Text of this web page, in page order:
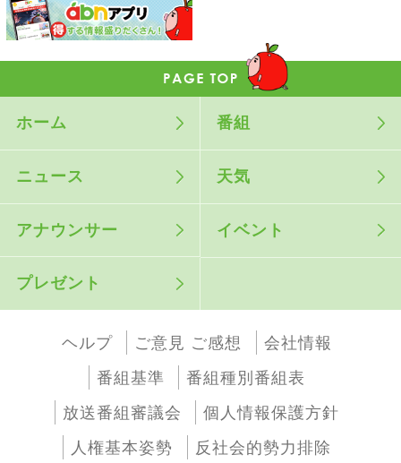
ホーム 番組
ニュース 天気
アナウンサー イベント
プレゼント
ヘルプ ご意見 ご感想
会社情報
番組基準
番組種別番組表
放送番組審議会
個人情報保護方針
人権基本姿勢
反社会的勢力排除